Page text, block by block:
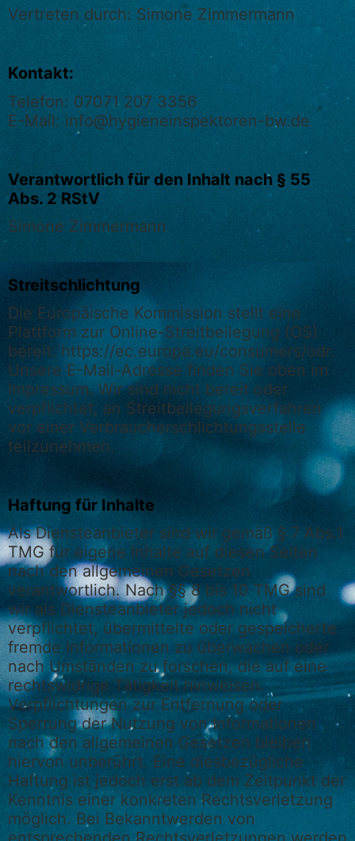
Vertreten durch: Simone Zimmermann
Kontakt:
Telefon: 07071 207 3356
E-Mail: info@hygieneinspektoren-bw.de
Verantwortlich für den Inhalt nach § 55
Abs. 2 RStV
Simone Zimmermann
Streitschlichtung
Die Europäische Kommission stellt eine
Plattform zur Online-Streitbeilegung (OS)
bereit: https://ec.europa.eu/consumers/odr.
Unsere E-Mail-Adresse finden Sie oben im
Impressum. Wir sind nicht bereit oder
verpflichtet, an Streitbeilegungsverfahren
vor einer Verbraucherschlichtungsstelle
teilzunehmen.
Haftung für Inhalte
Als Diensteanbieter sind wir gemäß § 7 Abs.1
TMG für eigene Inhalte auf diesen Seiten
nach den allgemeinen Gesetzen
verantwortlich. Nach §§ 8 bis 10 TMG sind
wir als Diensteanbieter jedoch nicht
verpflichtet, übermittelte oder gespeicherte
fremde Informationen zu überwachen oder
nach Umständen zu forschen, die auf eine
rechtswidrige Tätigkeit hinweisen.
Verpflichtungen zur Entfernung oder
Sperrung der Nutzung von Informationen
nach den allgemeinen Gesetzen bleiben
hiervon unberührt. Eine diesbezügliche
Haftung ist jedoch erst ab dem Zeitpunkt der
Kenntnis einer konkreten Rechtsverletzung
möglich. Bei Bekanntwerden von